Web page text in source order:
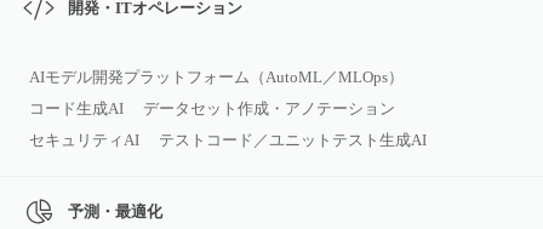
開発・ITオペレーション
AIモデル開発プラットフォーム（AutoML／MLOps）
コード生成AI
データセット作成・アノテーション
セキュリティAI
テストコード／ユニットテスト生成AI
予測・最適化